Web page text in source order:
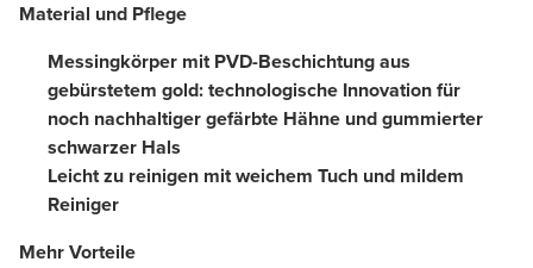
Material und Pflege
Messingkörper mit PVD-Beschichtung aus
gebürstetem gold: technologische Innovation für
noch nachhaltiger gefärbte Hähne und gummierter
schwarzer Hals
Leicht zu reinigen mit weichem Tuch und mildem
Reiniger
Mehr Vorteile